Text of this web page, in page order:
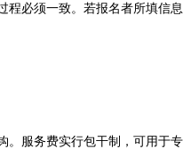
必须一致。若报名者所填信息
服务费实行包干制，可用于专